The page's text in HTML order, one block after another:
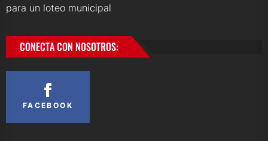
para un loteo municipal
CONECTA CON NOSOTROS:
FACEBOOK